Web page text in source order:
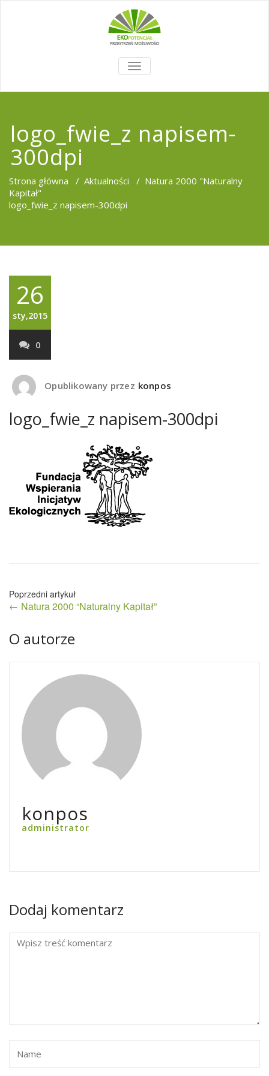
TOGGLE
NAVIGATION
logo_fwie_z napisem-
300dpi
Strona główna / Aktualności / Natura 2000 "Naturalny
Kapitał"
logo_fwie_z napisem-300dpi
26
sty,2015
0
Opublikowany przez konpos
logo_fwie_z napisem-300dpi
Nawigacja
wpisu
← Natura 2000 “Naturalny Kapitał”
O autorze
konpos
administrator
Dodaj komentarz